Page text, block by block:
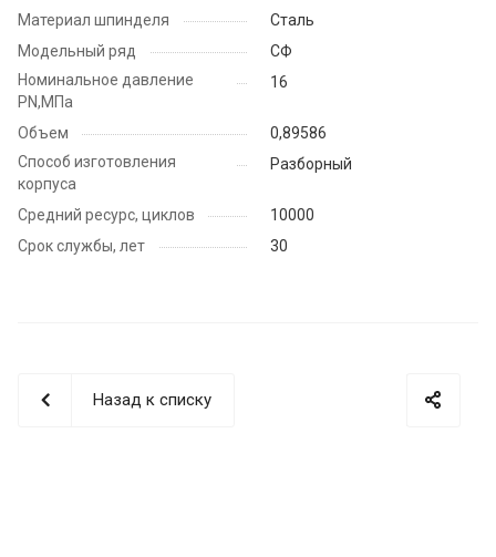
Материал шпинделя
Сталь
Модельный ряд
СФ
Номинальное давление
PN,МПа
16
Объем
0,89586
Способ изготовления
корпуса
Разборный
Средний ресурс, циклов
10000
Срок службы, лет
30
Назад к списку